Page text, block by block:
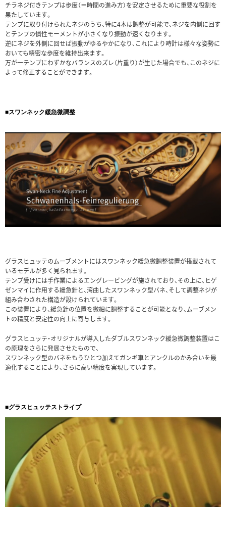
チラネジ付きテンプは歩度（＝時間の進み方）を安定させるために重要な役割を
果たしています。
テンプに取り付けられたネジのうち、特に4本は調整が可能で、ネジを内側に回す
とテンプの慣性モーメントが小さくなり振動が速くなります。
逆にネジを外側に回せば振動がゆるやかになり、これにより時計は様々な姿勢に
おいても精密な歩度を維持出来ます。
万が一テンプにわずかなバランスのズレ（片重り）が生じた場合でも、このネジに
よって修正することができます。
■スワンネック緩急微調整
グラスヒュッテのムーブメントにはスワンネック緩急微調整装置が搭載されて
いるモデルが多く見られます。
テンプ受けには手作業によるエングレービングが施されており、その上に、ヒゲ
ゼンマイに作用する緩急針と、湾曲したスワンネック型バネ、そして調整ネジが
組み合わされた構造が設けられています。
この装置により、緩急針の位置を微細に調整することが可能となり、ムーブメン
トの精度と安定性の向上に寄与します。
グラスヒュッテ・オリジナルが導入したダブルスワンネック緩急微調整装置はこ
の原理をさらに発展させたもので、
スワンネック型のバネをもうひとつ加えてガンギ車とアンクルのかみ合いを最
適化することにより、さらに高い精度を実現しています。
■グラスヒュッテストライプ